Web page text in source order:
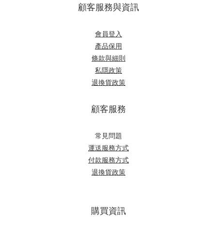
顧客服務與資訊
會員登入
產品保用
條款與細則
私隱政策
退換貨政策
顧客服務
常見問題
運送服務方式
付款服務方式
退換貨政策
購買資訊